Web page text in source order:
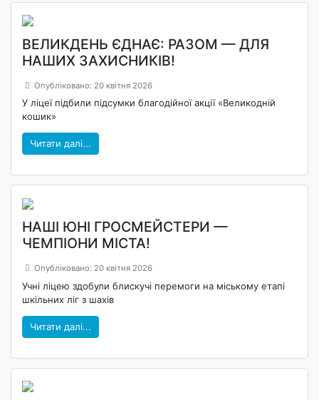
ВЕЛИКДЕНЬ ЄДНАЄ: РАЗОМ — ДЛЯ
НАШИХ ЗАХИСНИКІВ!
Опубліковано: 20 квітня 2026
У ліцеї підбили підсумки благодійної акції «Великодній
кошик»
Читати далі...
НАШІ ЮНІ ГРОСМЕЙСТЕРИ —
ЧЕМПІОНИ МІСТА!
Опубліковано: 20 квітня 2026
Учні ліцею здобули блискучі перемоги на міському етапі
шкільних ліг з шахів
Читати далі...